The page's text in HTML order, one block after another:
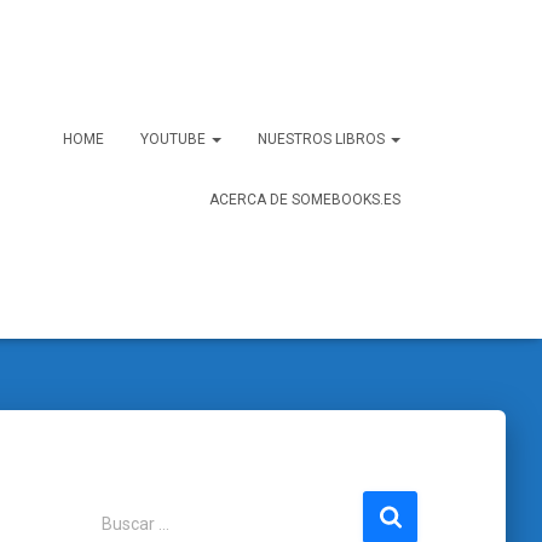
HOME YOUTUBE NUESTROS LIBROS
ACERCA DE SOMEBOOKS.ES
BBuscar …